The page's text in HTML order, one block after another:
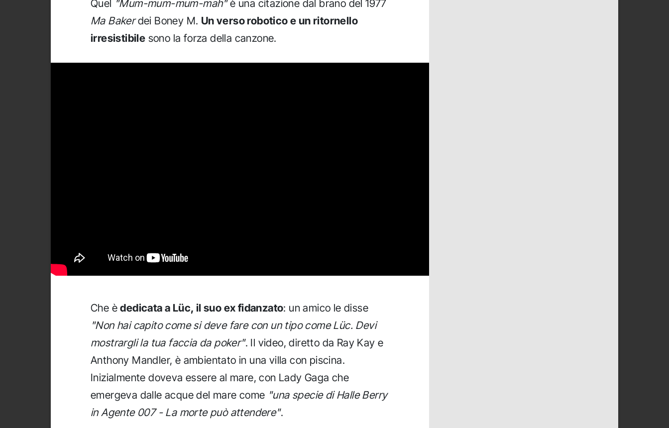
Quel "Mum-mum-mum-mah"è una citazione dal brano del 1977
Ma Bakerdei Boney M. Un verso robotico e un ritornello
irresistibile sono la forza della canzone.
Che èdedicata a Lüc, il suo ex fidanzato: un amico le disse
"Non hai capito come si deve fare con un tipo come Lüc. Devi
mostrargli la tua faccia da poker". Il video, diretto da Ray Kay e
Anthony Mandler, è ambientato in una villa con piscina.
Inizialmente doveva essere al mare, con Lady Gaga che
emergeva dalle acque del mare come "una specie di Halle Berry
in Agente 007 - La morte può attendere".